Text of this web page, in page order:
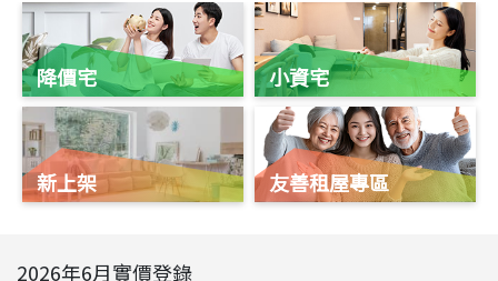
降價宅
新上架
小資宅
友善租屋專區
2026年6月實價登錄